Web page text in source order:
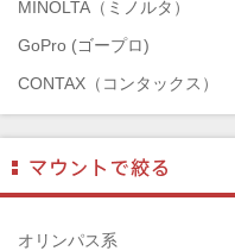
MINOLTA（ミノルタ）
GoPro (ゴープロ)
CONTAX（コンタックス）
Mamiya（マミヤ）
TAMRON（タムロン）
SIGMA（シグマ）
オリンパス系